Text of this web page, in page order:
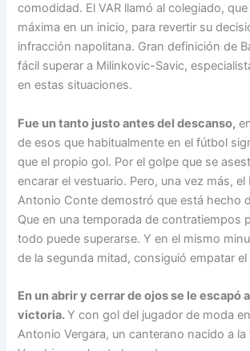
comodidad. El VAR llamó al colegiado,
máxima en un inicio, para revertir su
infracción napolitana. Gran definición de
fácil superar a Milinkovic-Savic,
en estas situaciones.
Fue un tanto justo antes del descanso,
de esos que habitualmente en el fútbol
que el propio gol. Por el golpe que se
encarar el vestuario. Pero, una vez más, el
Antonio Conte demostró que está hecho
Que en una temporada de contratiempos
todo puede superarse. Y en el mismo
de la segunda mitad, consiguió empatar el
En un abrir y cerrar de ojos se le escapó
victoria.Y con gol del jugador de moda
Antonio Vergara, un canterano nacido a la